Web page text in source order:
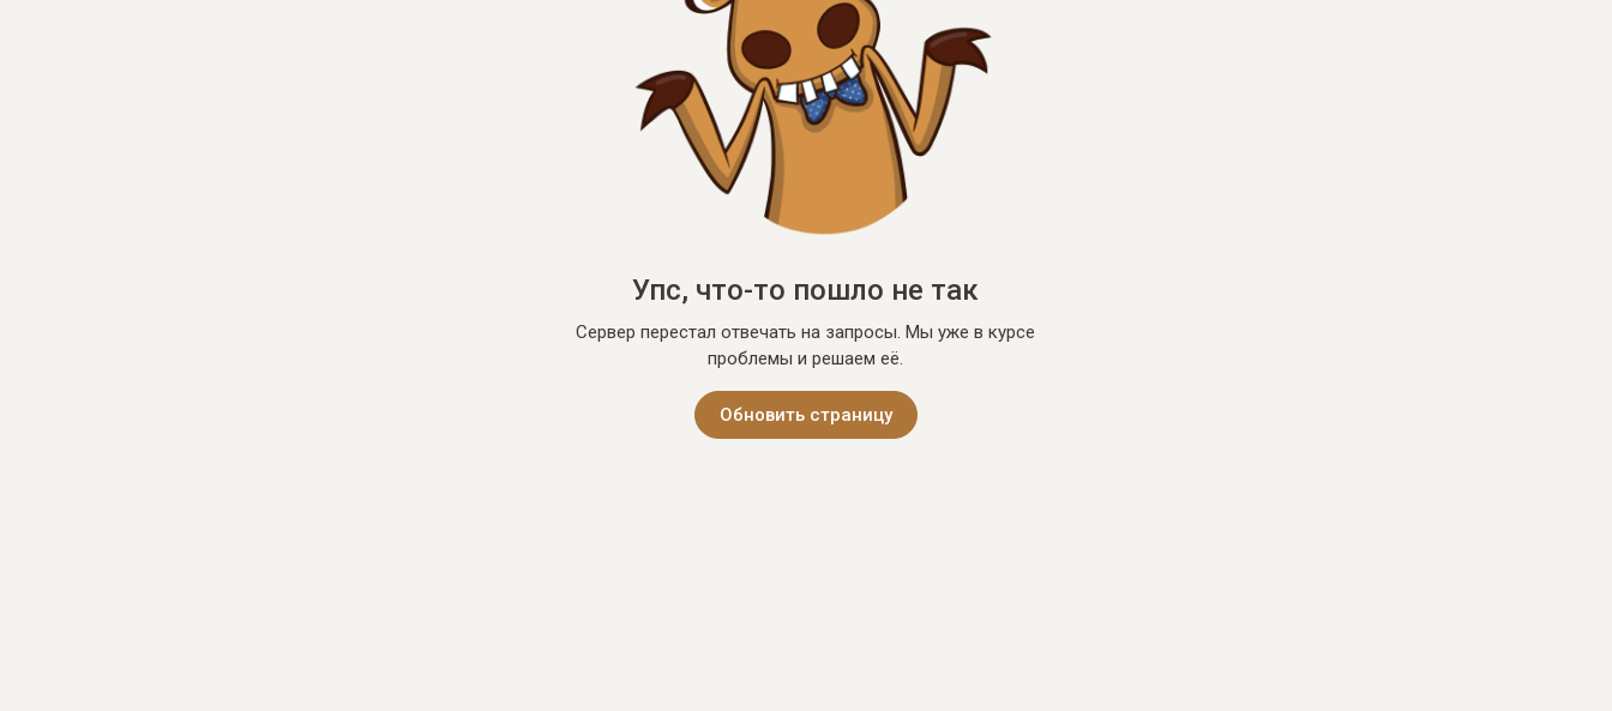
Упс, что-то пошло не так
Сервер перестал отвечать на запросы. Мы уже в курсе
проблемы и решаем её.
Обновить страницу